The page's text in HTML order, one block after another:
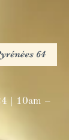
| 10am –